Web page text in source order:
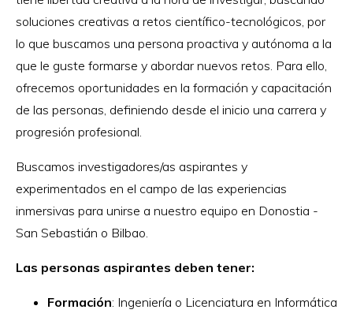
soluciones creativas a retos científico-tecnológicos, por
lo que buscamos una persona proactiva y autónoma a la
que le guste formarse y abordar nuevos retos. Para ello,
ofrecemos oportunidades en la formación y capacitación
de las personas, definiendo desde el inicio una carrera y
progresión profesional.
Buscamos investigadores/as aspirantes y
experimentados en el campo de las experiencias
inmersivas para unirse a nuestro equipo en Donostia -
San Sebastián o Bilbao.
Las personas aspirantes deben tener:
Formación: Ingeniería o Licenciatura en Informática